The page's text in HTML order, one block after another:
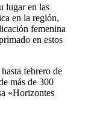
lugar en las
en la región,
femenina
en estos
febrero de
más de 300
«Horizontes